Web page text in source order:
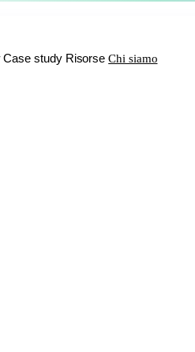
Case study Risorse Chi siamo